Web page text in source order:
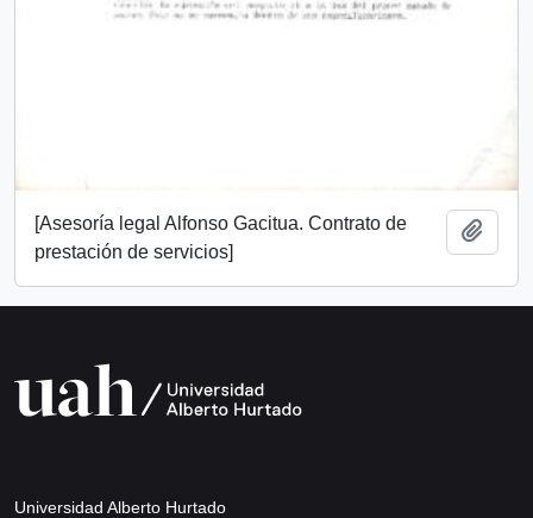
[Asesoría legal Alfonso Gacitua. Contrato de
prestación de servicios]
Universidad Alberto Hurtado